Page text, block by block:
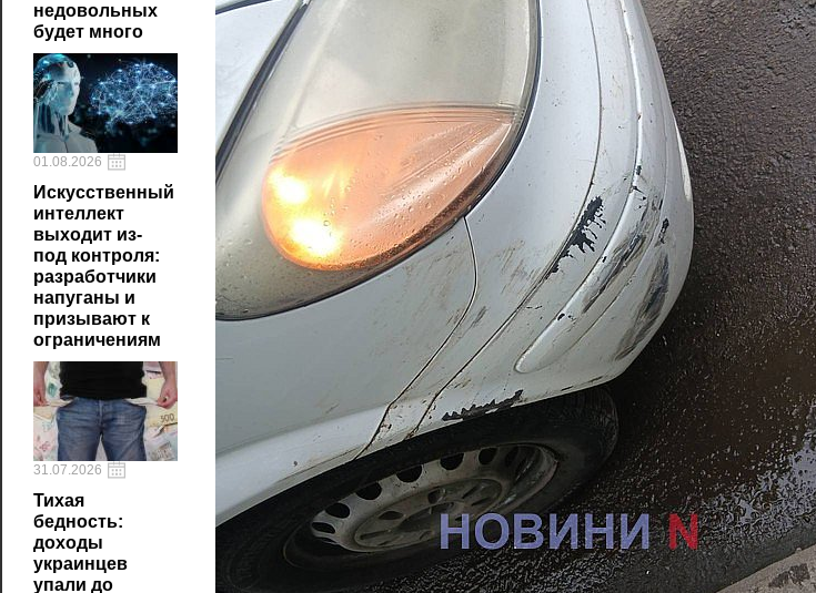
недовольных
будет много
01.08.2026
Искусственный
интеллект
выходит из-
под контроля:
разработчики
напуганы и
призывают к
ограничениям
31.07.2026
Тихая
бедность:
доходы
украинцев
упали до